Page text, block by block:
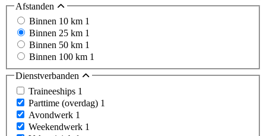
Afstanden
Binnen 10 km 1
Binnen 25 km 1
Binnen 50 km 1
Binnen 100 km 1
Dienstverbanden
Traineeships 1
Parttime (overdag) 1
Avondwerk 1
Weekendwerk 1